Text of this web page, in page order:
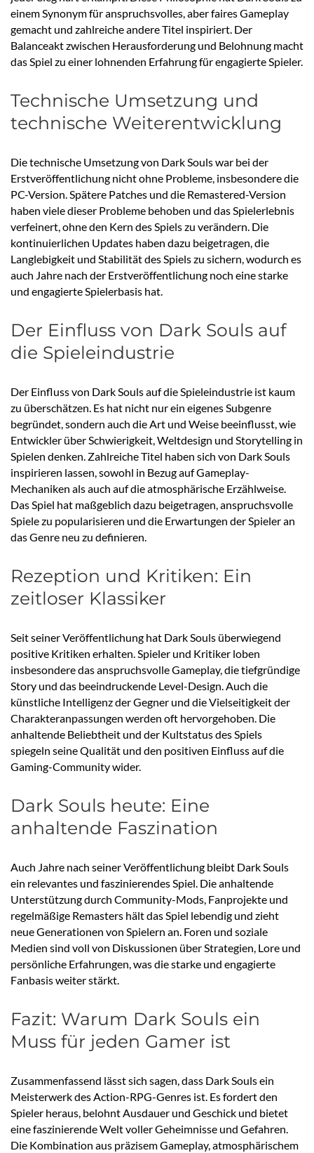
einem Synonym für anspruchsvolles, aber faires Gameplay
gemacht und zahlreiche andere Titel inspiriert. Der
Balanceakt zwischen Herausforderung und Belohnung macht
das Spiel zu einer lohnenden Erfahrung für engagierte Spieler.
Technische Umsetzung und
technische Weiterentwicklung
Die technische Umsetzung von Dark Souls war bei der
Erstveröffentlichung nicht ohne Probleme, insbesondere die
PC-Version. Spätere Patches und die Remastered-Version
haben viele dieser Probleme behoben und das Spielerlebnis
verfeinert, ohne den Kern des Spiels zu verändern. Die
kontinuierlichen Updates haben dazu beigetragen, die
Langlebigkeit und Stabilität des Spiels zu sichern, wodurch es
auch Jahre nach der Erstveröffentlichung noch eine starke
und engagierte Spielerbasis hat.
Der Einfluss von Dark Souls auf
die Spieleindustrie
Der Einfluss von Dark Souls auf die Spieleindustrie ist kaum
zu überschätzen. Es hat nicht nur ein eigenes Subgenre
begründet, sondern auch die Art und Weise beeinflusst, wie
Entwickler über Schwierigkeit, Weltdesign und Storytelling in
Spielen denken. Zahlreiche Titel haben sich von Dark Souls
inspirieren lassen, sowohl in Bezug auf Gameplay-
Mechaniken als auch auf die atmosphärische Erzählweise.
Das Spiel hat maßgeblich dazu beigetragen, anspruchsvolle
Spiele zu popularisieren und die Erwartungen der Spieler an
das Genre neu zu definieren.
Rezeption und Kritiken: Ein
zeitloser Klassiker
Seit seiner Veröffentlichung hat Dark Souls überwiegend
positive Kritiken erhalten. Spieler und Kritiker loben
insbesondere das anspruchsvolle Gameplay, die tiefgründige
Story und das beeindruckende Level-Design. Auch die
künstliche Intelligenz der Gegner und die Vielseitigkeit der
Charakteranpassungen werden oft hervorgehoben. Die
anhaltende Beliebtheit und der Kultstatus des Spiels
spiegeln seine Qualität und den positiven Einfluss auf die
Gaming-Community wider.
Dark Souls heute: Eine
anhaltende Faszination
Auch Jahre nach seiner Veröffentlichung bleibt Dark Souls
ein relevantes und faszinierendes Spiel. Die anhaltende
Unterstützung durch Community-Mods, Fanprojekte und
regelmäßige Remasters hält das Spiel lebendig und zieht
neue Generationen von Spielern an. Foren und soziale
Medien sind voll von Diskussionen über Strategien, Lore und
persönliche Erfahrungen, was die starke und engagierte
Fanbasis weiter stärkt.
Fazit: Warum Dark Souls ein
Muss für jeden Gamer ist
Zusammenfassend lässt sich sagen, dass Dark Souls ein
Meisterwerk des Action-RPG-Genres ist. Es fordert den
Spieler heraus, belohnt Ausdauer und Geschick und bietet
eine faszinierende Welt voller Geheimnisse und Gefahren.
Die Kombination aus präzisem Gameplay, atmosphärischem